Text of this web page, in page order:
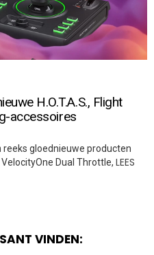
H.O.T.A.S., Flight
accessoires
gloednieuwe producten
Dual Throttle, LEES
VINDEN: